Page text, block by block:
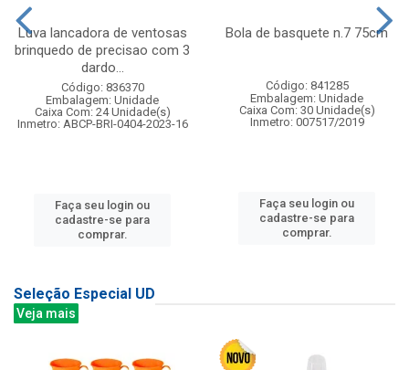
Luva lancadora de ventosas
brinquedo de precisao com 3
dardo...
Código: 836370
Embalagem: Unidade
Caixa Com: 24 Unidade(s)
Inmetro: ABCP-BRI-0404-2023-16
Faça seu login ou
cadastre-se para
comprar.
Bola de basquete n.7 75cm
Código: 841285
Embalagem: Unidade
Caixa Com: 30 Unidade(s)
Inmetro: 007517/2019
Faça seu login ou
cadastre-se para
comprar.
Seleção Especial UD
Veja mais